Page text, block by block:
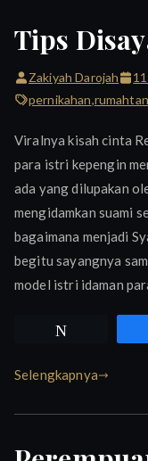
Tips
Zakiyah Darojah
pernikahan,
Viralnya kisah cinta
para istri kepengin
ada yang dilupakan
mengidamkan suami
bagaimana menjadi
begitu sayangnya
model istri idaman
Selengkapnya